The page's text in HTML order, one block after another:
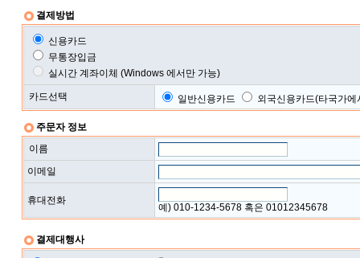
결제방법
신용카드
무통장입금
실시간 계좌이체 (Windows 에서만 가능)
카드선택 일반신용카드 외국신용카드(타국가에
주문자 정보
이름
이메일
휴대전화
예) 010-1234-5678 혹은 01012345678
결제대행사